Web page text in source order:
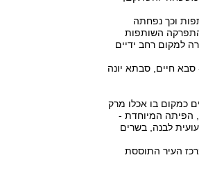
וכך נפחתה
השותפות
למקום רחב ידיים
חיים, סבתא יונה
כמקום בו אכלו מרק
הפיתה המיוחדת -
לבנה, בשרים
העיר התוססת